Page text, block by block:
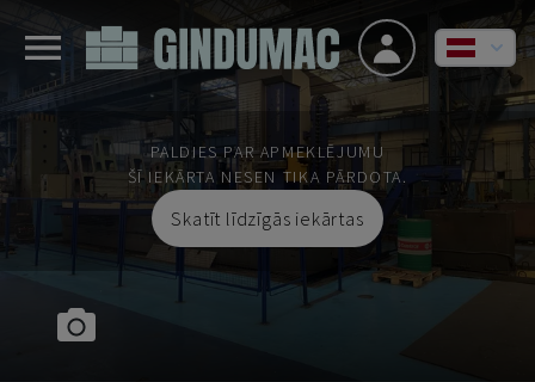
PALDIES PAR APMEKLĒJUMU
ŠĪ IEKĀRTA NESEN TIKA PĀRDOTA.
Skatīt līdzīgās iekārtas